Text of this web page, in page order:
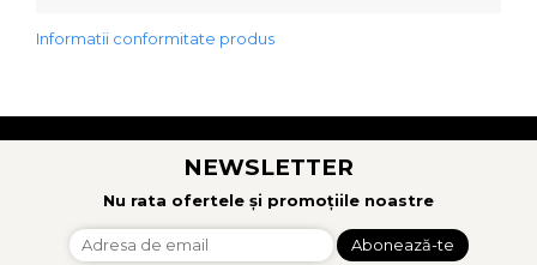
Informatii conformitate produs
NEWSLETTER
Nu rata ofertele și promoțiile noastre